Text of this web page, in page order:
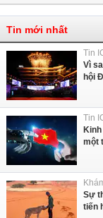
Tin mới nhất
Tin
Vì
hội
Tin
một
Sự
tiến